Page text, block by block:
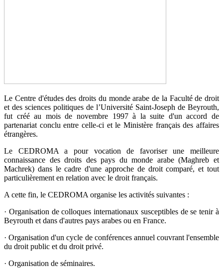
Le Centre d'études des droits du monde arabe de la Faculté de droit
et des sciences politiques de l’Université Saint-Joseph de Beyrouth,
fut créé au mois de novembre 1997 à la suite d'un accord de
partenariat conclu entre celle-ci et le Ministère français des affaires
étrangères.
Le CEDROMA a pour vocation de favoriser une meilleure
connaissance des droits des pays du monde arabe (Maghreb et
Machrek) dans le cadre d'une approche de droit comparé, et tout
particulièrement en relation avec le droit français.
A cette fin, le CEDROMA organise les activités suivantes :
· Organisation de colloques internationaux susceptibles de se tenir à
Beyrouth et dans d'autres pays arabes ou en France.
· Organisation d'un cycle de conférences annuel couvrant l'ensemble
du droit public et du droit privé.
· Organisation de séminaires.